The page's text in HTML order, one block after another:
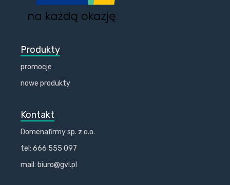
Produkty
promocje
nowe produkty
Kontakt
Domenafirmy sp. z o.o.
tel: 666 555 097
mail: biuro@gvl.pl